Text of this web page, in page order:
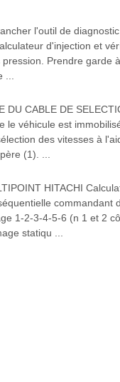
l'outil de diagnostic
d'injection et
Prendre garde
DU CABLE DE
le véhicule est
des vitesses à
(1). ...
HITACHI
commandant
1-2-3-4-5-6 (n 1 et 2
statiqu ...